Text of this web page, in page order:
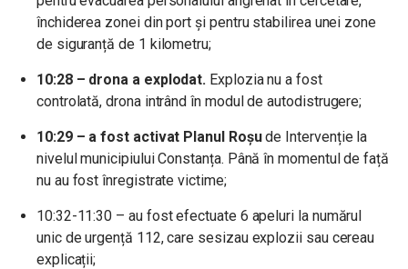
închiderea zonei din port și pentru stabilirea unei zone
de siguranță de 1 kilometru;
10:28 – drona a explodat. Explozia nu a fost
controlată, drona intrând în modul de autodistrugere;
10:29 – a fost activat Planul Roșude Intervenție la
nivelul municipiului Constanța. Până în momentul de față
nu au fost înregistrate victime;
10:32-11:30 – au fost efectuate 6 apeluri la numărul
unic de urgență 112, care sesizau explozii sau cereau
explicații;